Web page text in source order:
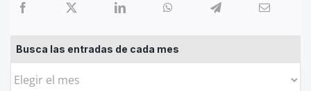
Busca las entradas de cada mes
Busca